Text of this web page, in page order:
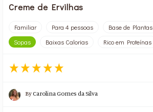
Creme de Ervilhas
Familiar Para 4 pessoas Base de Plantas
Sopas
Baixas Calorias Rico em Proteínas
ByCarolina Gomes da Silva